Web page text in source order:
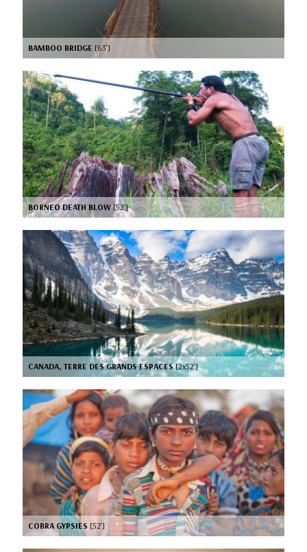
BAMBOO BRIDGE [63’]
BORNEO DEATH BLOW[52’]
CANADA, TERRE DES GRANDS ESPACES[2x52’]
COBRA GYPSIES [52’]